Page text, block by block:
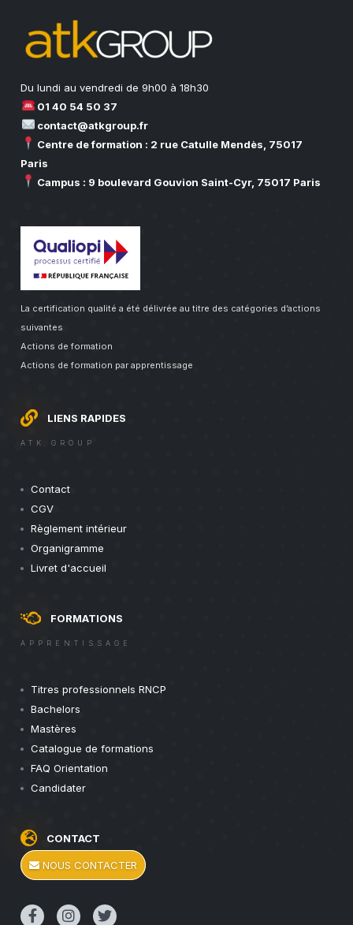
Du lundi au vendredi de 9h00 à 18h30
01 40 54 50 37
contact@atkgroup.fr
Centre de formation : 2 rue Catulle Mendès, 75017
Paris
Campus : 9 boulevard Gouvion Saint-Cyr, 75017 Paris
La certification qualité a été délivrée au titre des catégories d’actions
suivantes
Actions de formation
Actions de formation par apprentissage
LIENS RAPIDES
ATK GROUP
Contact
CGV
Règlement intérieur
Organigramme
Livret d'accueil
FORMATIONS
APPRENTISSAGE
Titres professionnels RNCP
Bachelors
Mastères
Catalogue de formations
FAQ Orientation
Candidater
CONTACT
NOUS CONTACTER